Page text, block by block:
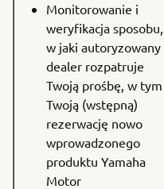
Monitorowanie i
weryfikacja sposobu,
w jaki autoryzowany
dealer rozpatruje
Twoją prośbę, w tym
Twoją (wstępną)
rezerwację nowo
wprowadzonego
produktu Yamaha
Motor